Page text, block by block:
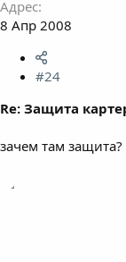
Адрес
8 Апр 2008
#24
Re: Защита
зачем там